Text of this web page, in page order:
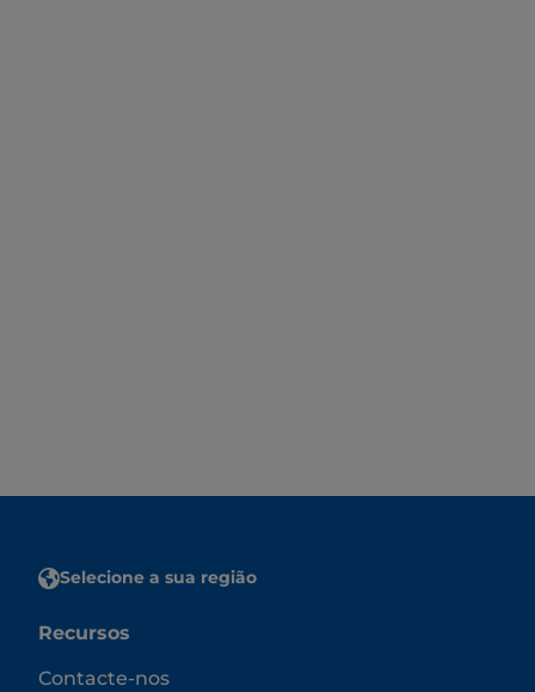
Selecione a sua região
Recursos
Contacte-nos